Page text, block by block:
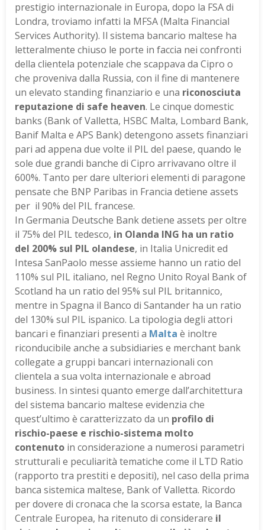
prestigio internazionale in Europa, dopo la FSA di
Londra, troviamo infatti la MFSA (Malta Financial
Services Authority). Il sistema bancario maltese ha
letteralmente chiuso le porte in faccia nei confronti
della clientela potenziale che scappava da Cipro o
che proveniva dalla Russia, con il fine di mantenere
un elevato standing finanziario e una riconosciuta
reputazione di safe heaven. Le cinque domestic
banks (Bank of Valletta, HSBC Malta, Lombard Bank,
Banif Malta e APS Bank) detengono assets finanziari
pari ad appena due volte il PIL del paese, quando le
sole due grandi banche di Cipro arrivavano oltre il
600%. Tanto per dare ulteriori elementi di paragone
pensate che BNP Paribas in Francia detiene assets
per il 90% del PIL francese.
In Germania Deutsche Bank detiene assets per oltre
il 75% del PIL tedesco, in Olanda ING ha un ratio
del 200% sul PIL olandese, in Italia Unicredit ed
Intesa SanPaolo messe assieme hanno un ratio del
110% sul PIL italiano, nel Regno Unito Royal Bank of
Scotland ha un ratio del 95% sul PIL britannico,
mentre in Spagna il Banco di Santander ha un ratio
del 130% sul PIL ispanico. La tipologia degli attori
bancari e finanziari presenti a Malta è inoltre
riconducibile anche a subsidiaries e merchant bank
collegate a gruppi bancari internazionali con
clientela a sua volta internazionale e abroad
business. In sintesi quanto emerge dall’architettura
del sistema bancario maltese evidenzia che
quest’ultimo è caratterizzato da un profilo di
rischio-paese e rischio-sistema molto
contenuto in considerazione a numerosi parametri
strutturali e peculiarità tematiche come il LTD Ratio
(rapporto tra prestiti e depositi), nel caso della prima
banca sistemica maltese, Bank of Valletta. Ricordo
per dovere di cronaca che la scorsa estate, la Banca
Centrale Europea, ha ritenuto di considerare il